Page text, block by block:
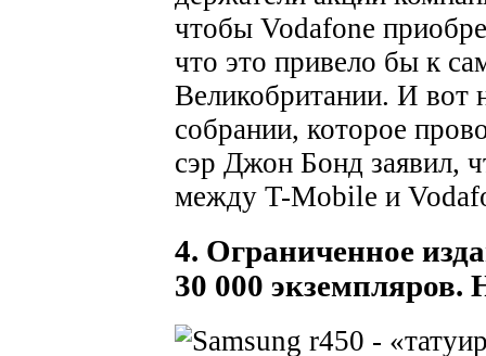
чтобы Vodafone
что это привело бы к
Великобритании. И вот
собрании, которое
сэр Джон Бонд заявил,
между T-Mobile и
4. Ограниченное
30 000